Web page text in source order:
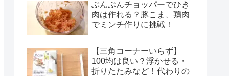
ぶんぶんチョッパーでひき
肉は作れる？豚こま、鶏肉
でミンチ作りに挑戦！
【三角コーナーいらず】
100均は良い？浮かせる・
折りたたみなど！代わりの